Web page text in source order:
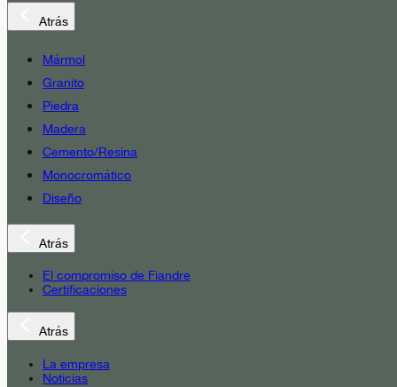
Atrás
Mármol
Granito
Piedra
Madera
Cemento/Resina
Monocromático
Diseño
Atrás
El compromiso de Fiandre
Certificaciones
Atrás
La empresa
Noticias